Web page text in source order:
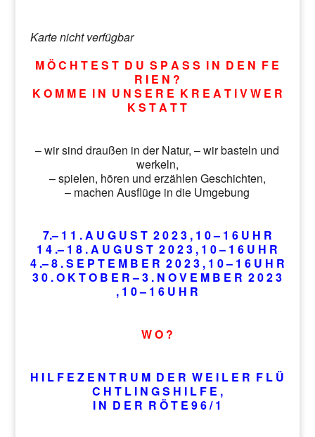
Karte nicht verfügbar
M Ö C H T E S T D U S P A S S I N D E N F E
R I E N ?
K O M M E I N U N S E R E K R E A T I V W E R
K S T A T T
– wir sind draußen in der Natur, – wir basteln und
werkeln,
– spielen, hören und erzählen Geschichten,
– machen Ausflüge in die Umgebung
7.– 1 1 . A U G U S T 2 0 2 3 , 1 0 – 1 6 U H R
1 4 .– 1 8 . A U G U S T 2 0 2 3 , 1 0 – 1 6 U H R
4 .– 8 . S E P T E M B E R 2 0 2 3 , 1 0 – 1 6 U H R
3 0 . O K T O B E R – 3 . N O V E M B E R 2 0 2 3
, 1 0 – 1 6 U H R
W O ?
H I L F E Z E N T R U M D E R W E I L E R F L Ü
C H T L I N G S H I L F E ,
I N D E R R Ö T E 9 6 / 1